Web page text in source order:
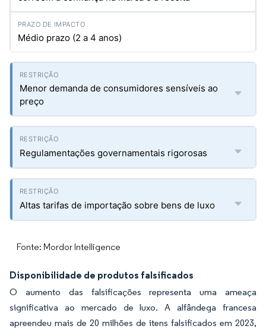
Médio prazo (2 a 4 anos)
Menor demanda de consumidores sensíveis ao
preço
Regulamentações governamentais rigorosas
Altas tarifas de importação sobre bens de luxo
Fonte: Mordor Intelligence
Disponibilidade de produtos falsificados
O aumento das falsificações representa uma ameaça
significativa ao mercado de luxo. A alfândega francesa
apreendeu mais de 20 milhões de itens falsificados em 2023,